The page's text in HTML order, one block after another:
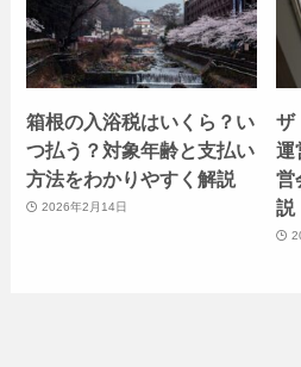
箱根の入浴税はいくら？い
つ払う？対象年齢と支払い
方法をわかりやすく解説
2026年2月14日
ザ
運
営
説